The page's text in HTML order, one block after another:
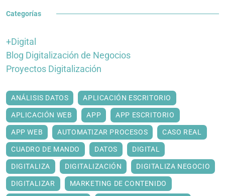
Categorías
+Digital
Blog Digitalización de Negocios
Proyectos Digitalización
ANÁLISIS DATOS APLICACIÓN ESCRITORIO
APLICACIÓN WEB APP APP ESCRITORIO
APP WEB AUTOMATIZAR PROCESOS CASO REAL
CUADRO DE MANDO DATOS DIGITAL
DIGITALIZA DIGITALIZACIÓN DIGITALIZA NEGOCIO
DIGITALIZAR MARKETING DE CONTENIDO